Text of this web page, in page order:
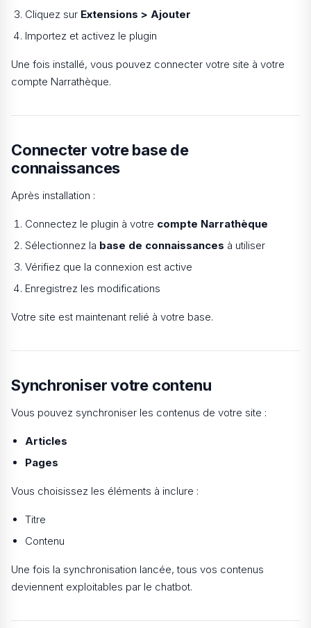
Cliquez sur Extensions > Ajouter
Importez et activez le plugin
Une fois installé, vous pouvez connecter votre site à votre
compte Narrathèque.
Connecter votre base de
connaissances
Après installation :
Connectez le plugin à votre compte Narrathèque
Sélectionnez la base de connaissances à utiliser
Vérifiez que la connexion est active
Enregistrez les modifications
Votre site est maintenant relié à votre base.
Synchroniser votre contenu
Vous pouvez synchroniser les contenus de votre site :
Articles
Pages
Vous choisissez les éléments à inclure :
Titre
Contenu
Une fois la synchronisation lancée, tous vos contenus
deviennent exploitables par le chatbot.